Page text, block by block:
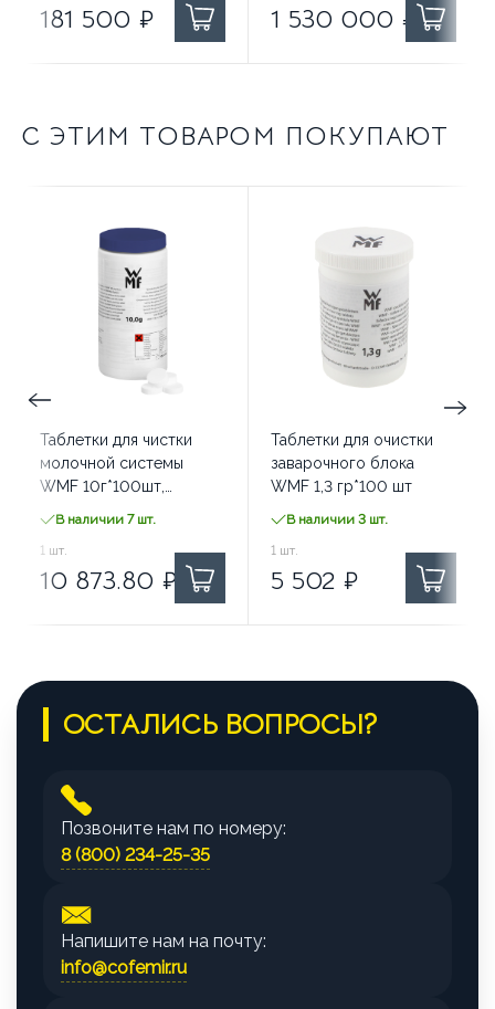
181 500 ₽ 1 530 000 ₽
С ЭТИМ ТОВАРОМ ПОКУПАЮТ
Таблетки для чистки
молочной системы
WMF 10г*100шт,
В наличии 7 шт.
10 873.80
1 шт.
10 873.80 ₽
Таблетки для очистки
заварочного блока
WMF 1,3 гр*100 шт
В наличии 3 шт.
5 502
1 шт.
5 502 ₽
ОСТАЛИСЬ ВОПРОСЫ?
Позвоните нам по номеру:
8 (800) 234-25-35
Напишите нам на почту:
info@cofemir.ru